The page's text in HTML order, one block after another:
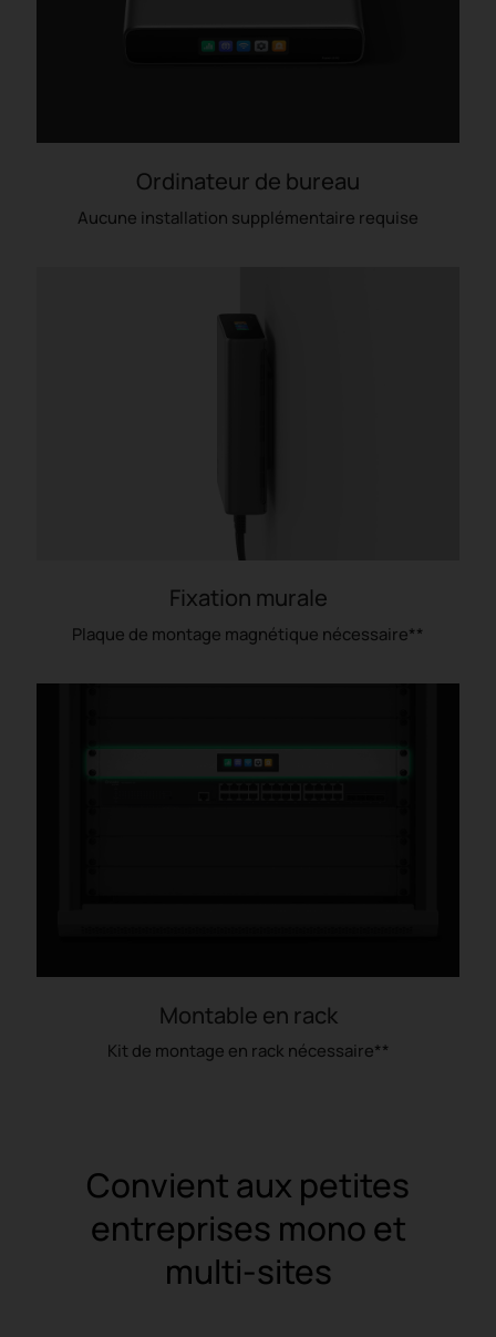
Ordinateur de bureau
Aucune installation supplémentaire requise
Fixation murale
Plaque de montage magnétique nécessaire**
Montable en rack
Kit de montage en rack nécessaire**
Convient aux petites
entreprises mono et
multi-sites